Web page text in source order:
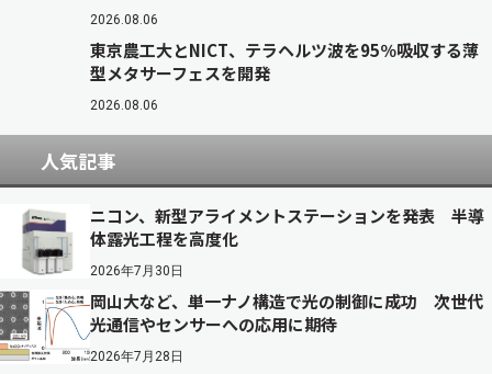
2026.08.06
東京農工大とNICT、テラヘルツ波を95％吸収する薄
型メタサーフェスを開発
2026.08.06
人気記事
ニコン、新型アライメントステーションを発表 半導
体露光工程を高度化
2026年7月30日
岡山大など、単一ナノ構造で光の制御に成功 次世代
光通信やセンサーへの応用に期待
2026年7月28日